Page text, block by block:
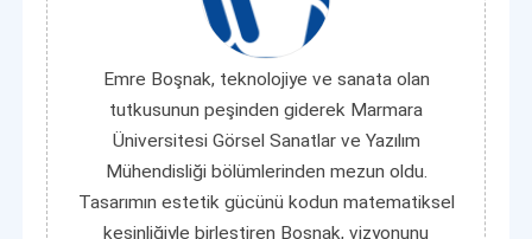
Emre Boşnak, teknolojiye ve sanata olan
tutkusunun peşinden giderek Marmara
Üniversitesi Görsel Sanatlar ve Yazılım
Mühendisliği bölümlerinden mezun oldu.
Tasarımın estetik gücünü kodun matematiksel
kesinliğiyle birleştiren Boşnak, vizyonunu